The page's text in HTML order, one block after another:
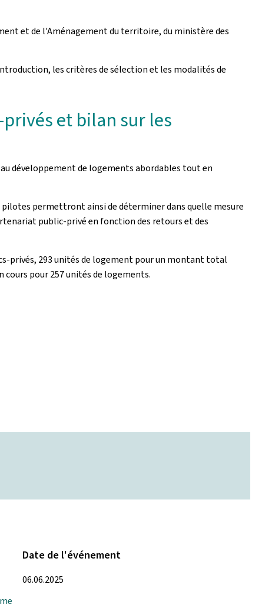
et de l'Aménagement du territoire, du ministère des
les critères de sélection et les modalités de
et bilan sur les
développement de logements abordables tout en
permettront ainsi de déterminer dans quelle mesure
public-privé en fonction des retours et des
privés, 293 unités de logement pour un montant total
pour 257 unités de logements.
Date de l'événement
06.06.2025